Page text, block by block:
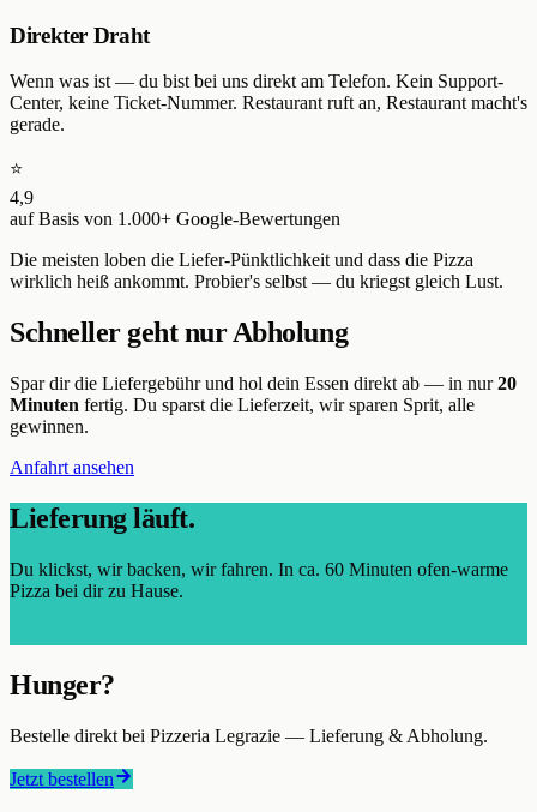
Direkter Draht
Wenn was ist — du bist bei uns direkt am Telefon. Kein Support-
Center, keine Ticket-Nummer. Restaurant ruft an, Restaurant macht's
gerade.
⭐
4,9
auf Basis von 1.000+ Google-Bewertungen
Die meisten loben die Liefer-Pünktlichkeit und dass die Pizza
wirklich heiß ankommt. Probier's selbst — du kriegst gleich Lust.
Schneller geht nur Abholung
Spar dir die Liefergebühr und hol dein Essen direkt ab — in nur 20
Minuten fertig. Du sparst die Lieferzeit, wir sparen Sprit, alle
gewinnen.
Anfahrt ansehen
Lieferung läuft.
Du klickst, wir backen, wir fahren. In ca. 60 Minuten ofen-warme
Pizza bei dir zu Hause.
Hunger?
Bestelle direkt bei Pizzeria Legrazie — Lieferung & Abholung.
Jetzt bestellen